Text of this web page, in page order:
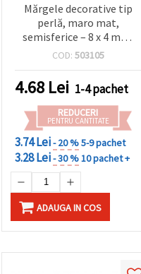
Mărgele decorative tip
perlă, maro mat,
semisferice – 8 x 4 mm,
gaură 1 mm, set 20 buc.,
handmade
COD: 503105
4.68 Lei 1-4 pachet
REDUCERI
PENTRU CANTITATE
3.74 Lei- 20 %5-9 pachet
3.28 Lei- 30 %10 pachet +
ADAUGA IN COS